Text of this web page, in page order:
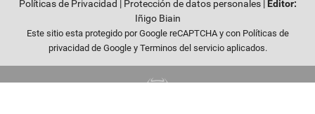
Políticas de Privacidad | Protección de datos personales| Editor:
Iñigo Biain
Este sitio esta protegido por Google reCAPTCHA y con Políticas de
privacidad de Googley Terminos del servicioaplicados.